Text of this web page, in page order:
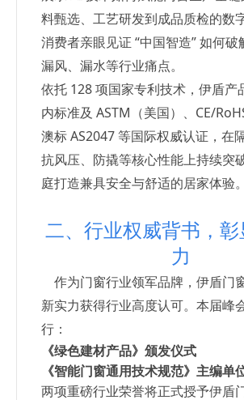
料甄选、工艺研发到成品质检的数
消费者亲眼见证 “中国智造” 如何破
漏风、漏水等行业痛点。
依托 128 项国家专利技术，伊盾产
内标准及 ASTM（美国）、CE/
澳标 AS2047 等国际权威认证，在
抗风压、防撬等核心性能上持续突
庭打造兼具安全与舒适的居家体验。
二、行业权威背书，
力
作为门窗行业领军品牌，伊盾门
新实力获得行业高度认可。本届峰
行：
《绿色建材产品》颁发仪式
《智能门窗通用技术规范》主编单
两项重磅行业荣誉将正式授予伊盾